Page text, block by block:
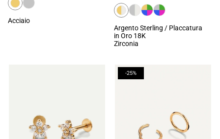
Acciaio
Argento Sterling / Placcatura
in Oro 18K
Zirconia
-25%